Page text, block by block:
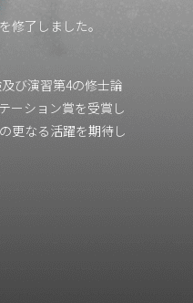
修了しました。
び演習第4の修士論
ーション賞を受賞し
更なる活躍を期待し